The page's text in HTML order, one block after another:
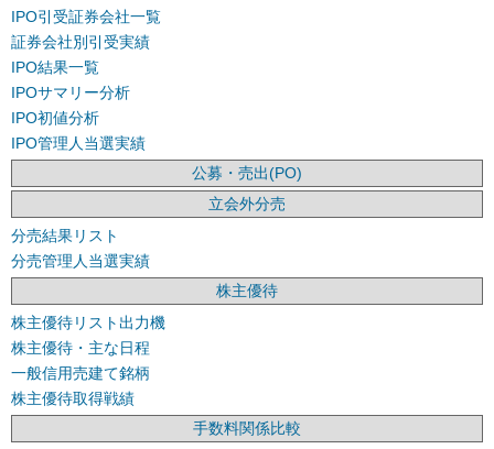
IPO引受証券会社一覧
証券会社別引受実績
IPO結果一覧
IPOサマリー分析
IPO初値分析
IPO管理人当選実績
公募・売出(PO)
立会外分売
分売結果リスト
分売管理人当選実績
株主優待
株主優待リスト出力機
株主優待・主な日程
一般信用売建て銘柄
株主優待取得戦績
手数料関係比較